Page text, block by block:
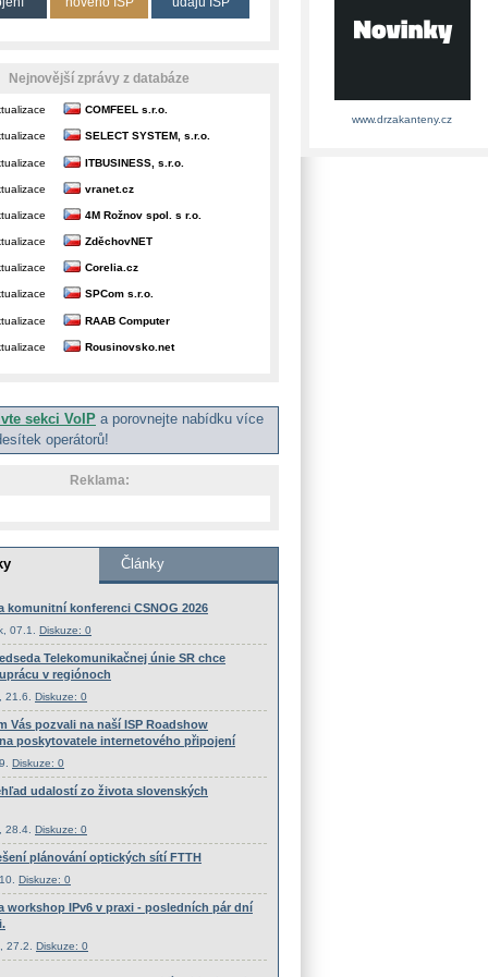
Nejnovější zprávy z databáze
COMFEEL s.r.o.
SELECT SYSTEM, s.r.o.
ITBUSINESS, s.r.o.
vranet.cz
4M Rožnov spol. s r.o.
ZděchovNET
Corelia.cz
SPCom s.r.o.
RAAB Computer
Rousinovsko.net
sekci VoIP a porovnejte nabídku více
operátorů!
Reklama:
www.drzakanteny.cz